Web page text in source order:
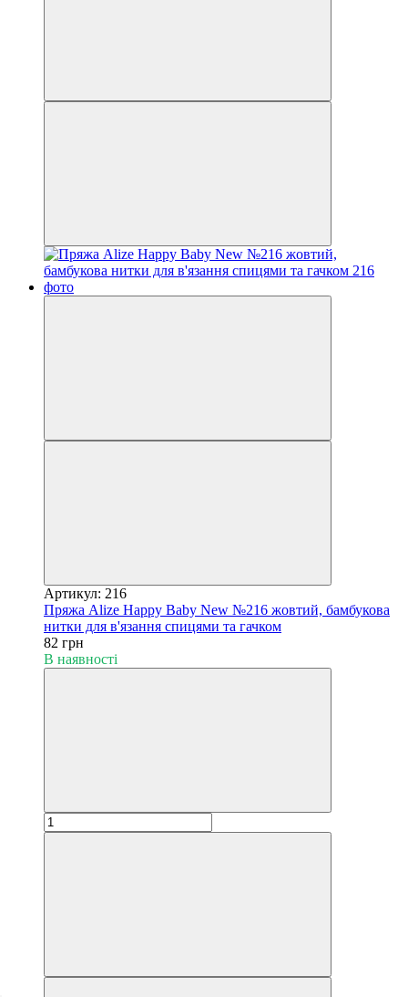
Артикул: 216
Пряжа Alize Happy Baby New №216 жовтий, бамбукова
нитки для в'язання спицями та гачком
82 грн
В наявності